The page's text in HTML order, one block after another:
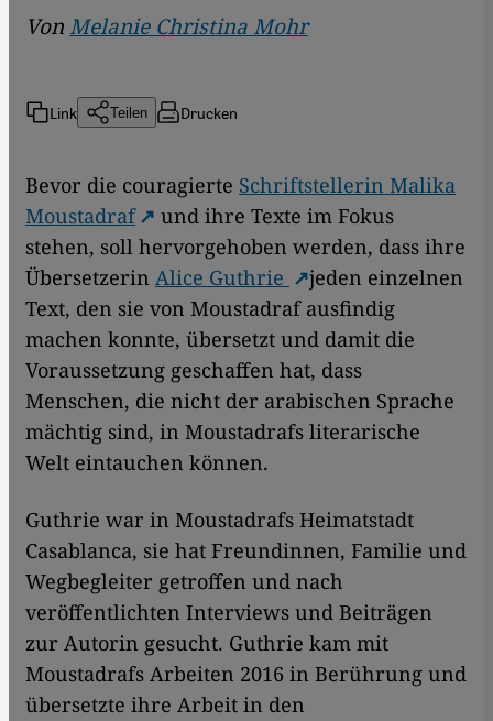
Von Melanie Christina Mohr
Link Teilen Drucken
Bevor die couragierte Schriftstellerin Malika
Moustadraf
und ihre Texte im Fokus
stehen, soll hervorgehoben werden, dass ihre
Übersetzerin Alice Guthrie
jeden einzelnen
Text, den sie von Moustadraf ausfindig
machen konnte, übersetzt und damit die
Voraussetzung geschaffen hat, dass
Menschen, die nicht der arabischen Sprache
mächtig sind, in Moustadrafs literarische
Welt eintauchen können.
Guthrie war in Moustadrafs Heimatstadt
Casablanca, sie hat Freundinnen, Familie und
Wegbegleiter getroffen und nach
veröffentlichten Interviews und Beiträgen
zur Autorin gesucht. Guthrie kam mit
Moustadrafs Arbeiten 2016 in Berührung und
übersetzte ihre Arbeit in den